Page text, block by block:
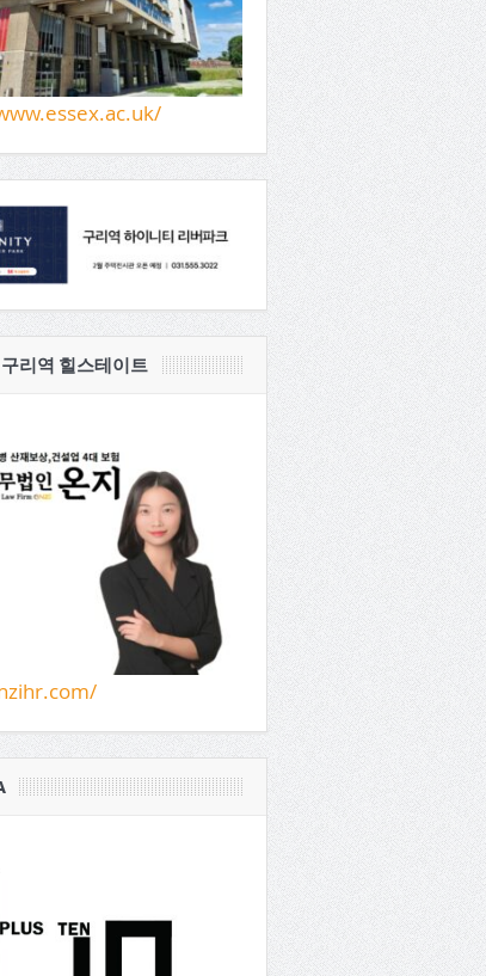
리역 힐스테이트